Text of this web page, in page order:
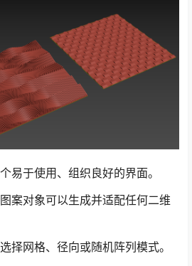
易于使用、组织良好的界面。
案对象可以生成并适配任何二维
择网格、径向或随机阵列模式。